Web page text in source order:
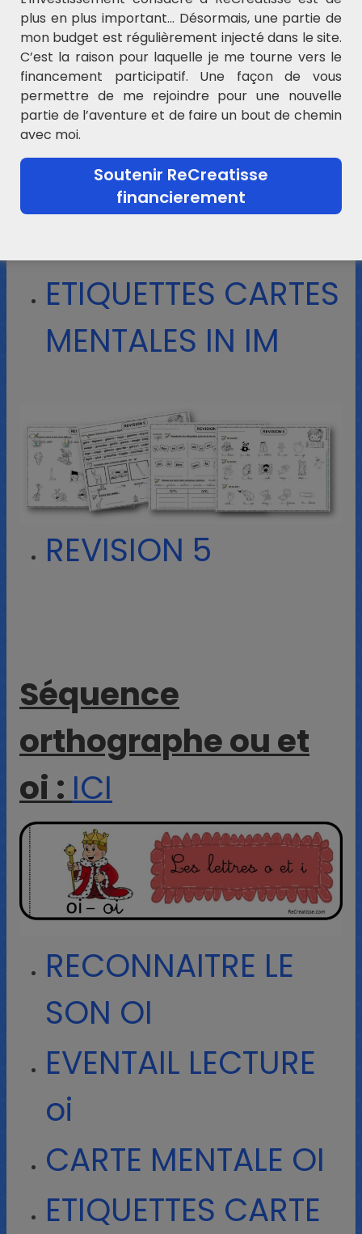
SON IN
EVENTAIL LECTURE
IN IM
CARTE MENTALE IN
ETIQUETTES CARTES
MENTALES IN IM
REVISION 5
Séquence
orthographe ou et
oi :ICI
RECONNAITRE LE
SON OI
EVENTAIL LECTURE
oi
CARTE MENTALE OI
ETIQUETTES CARTE
plus en plus important… Désormais, une partie de
mon budget est régulièrement injecté dans le site.
C’est la raison pour laquelle je me tourne vers le
financement participatif. Une façon de vous
permettre de me rejoindre pour une nouvelle
partie de l’aventure et de faire un bout de chemin
avec moi.
Soutenir ReCreatisse
financierement